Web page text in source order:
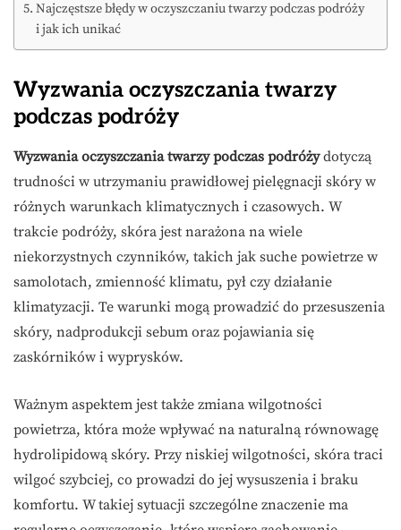
Najczęstsze błędy w oczyszczaniu twarzy podczas podróży
i jak ich unikać
Wyzwania oczyszczania twarzy
podczas podróży
Wyzwania oczyszczania twarzy podczas podróżydotyczą
trudności w utrzymaniu prawidłowej pielęgnacji skóry w
różnych warunkach klimatycznych i czasowych. W
trakcie podróży, skóra jest narażona na wiele
niekorzystnych czynników, takich jak suche powietrze w
samolotach, zmienność klimatu, pył czy działanie
klimatyzacji. Te warunki mogą prowadzić do przesuszenia
skóry, nadprodukcji sebum oraz pojawiania się
zaskórników i wyprysków.
Ważnym aspektem jest także zmiana wilgotności
powietrza, która może wpływać na naturalną równowagę
hydrolipidową skóry. Przy niskiej wilgotności, skóra traci
wilgoć szybciej, co prowadzi do jej wysuszenia i braku
komfortu. W takiej sytuacji szczególne znaczenie ma